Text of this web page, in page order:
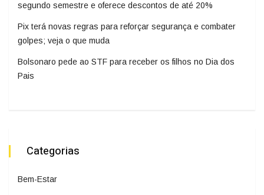
segundo semestre e oferece descontos de até 20%
Pix terá novas regras para reforçar segurança e combater
golpes; veja o que muda
Bolsonaro pede ao STF para receber os filhos no Dia dos
Pais
Categorias
Bem-Estar